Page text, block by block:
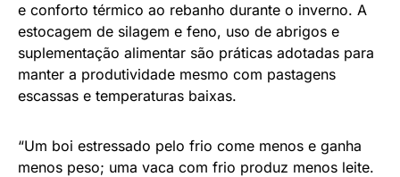
e conforto térmico ao rebanho durante o inverno. A
estocagem de silagem e feno, uso de abrigos e
suplementação alimentar são práticas adotadas para
manter a produtividade mesmo com pastagens
escassas e temperaturas baixas.
“Um boi estressado pelo frio come menos e ganha
menos peso; uma vaca com frio produz menos leite.